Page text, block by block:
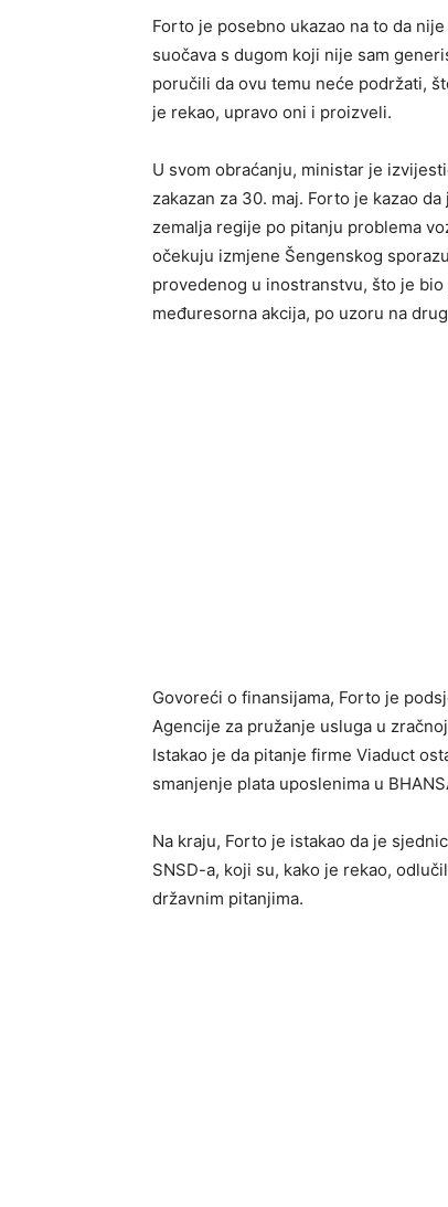
Forto je posebno ukazao na to da
suočava s dugom koji nije sam
poručili da ovu temu neće podržati,
je rekao, upravo oni i proizveli.
U svom obraćanju, ministar je
zakazan za 30. maj. Forto je kazao
zemalja regije po pitanju problema
očekuju izmjene Šengenskog
provedenog u inostranstvu, što je
međuresorna akcija, po uzoru na
Govoreći o finansijama, Forto je
Agencije za pružanje usluga u
Istakao je da pitanje firme Viaduct
smanjenje plata uposlenima u
Na kraju, Forto je istakao da je
SNSD-a, koji su, kako je rekao,
državnim pitanjima.